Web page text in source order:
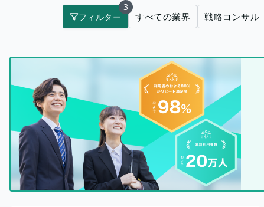
フィルター
3
すべての業界 戦略コンサル